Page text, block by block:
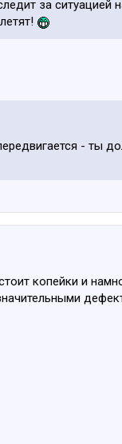
за ситуацией
- ты
копейки и